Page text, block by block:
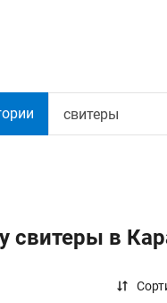
свитеры в